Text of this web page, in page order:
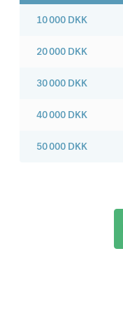
10 000 DKK
20 000 DKK
30 000 DKK
40 000 DKK
50 000 DKK